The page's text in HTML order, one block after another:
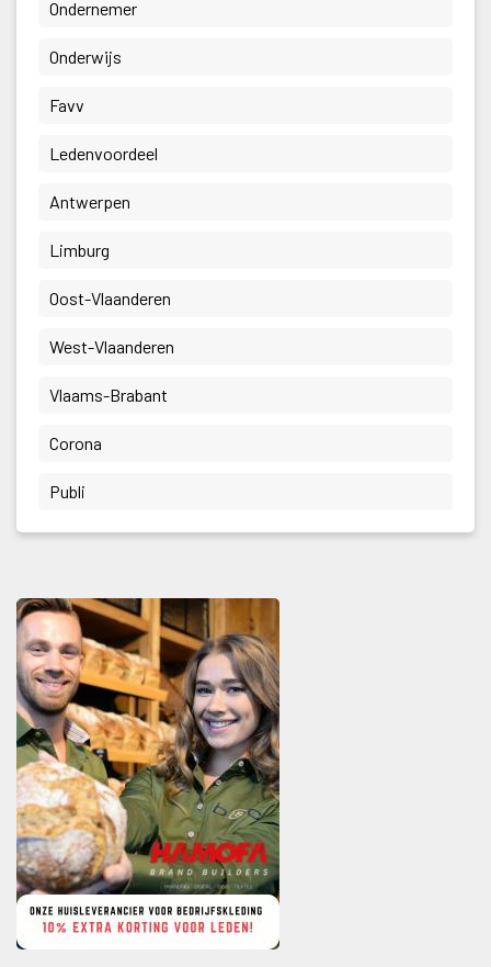
Ondernemer
Onderwijs
Favv
Ledenvoordeel
Antwerpen
Limburg
Oost-Vlaanderen
West-Vlaanderen
Vlaams-Brabant
Corona
Publi